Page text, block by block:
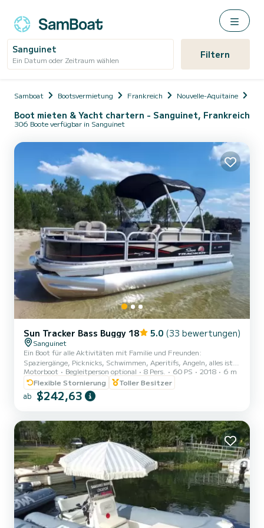
Sanguinet
Ein Datum oder Zeitraum wählen Filtern
Samboat Bootsvermietung Frankreich Nouvelle-Aquitaine
Boot mieten & Yacht chartern - Sanguinet, Frankreich
306 Boote verfügbar in Sanguinet
Sun Tracker Bass Buggy 18 5.0 (33 bewertungen)
Sanguinet
Ein Boot für alle Aktivitäten mit Familie und Freunden:
Spaziergänge, Picknicks, Schwimmen, Aperitifs, Angeln, alles ist
möglich, Kommen Sie und entdecken Sie die Seen Sanguinet und
Biscarrosse auf einem originellen Pontonboot Ohne Führer 1 /2
Tage (maximal 4 Stunden) und ganzer Tag (maximal 8 Stunden)
Nur mit Guide 1/2 Tag (muss bei der Buchung angegeben werden)
werden. Verboten: alle gezogenen Sportarten wie Bojen, Skifahren,
Kielw...
Motorboot Begleitperson optional 8 Pers. 60 PS 2018
6 m
Flexible Stornierung
Toller Besitzer
ab $242,63